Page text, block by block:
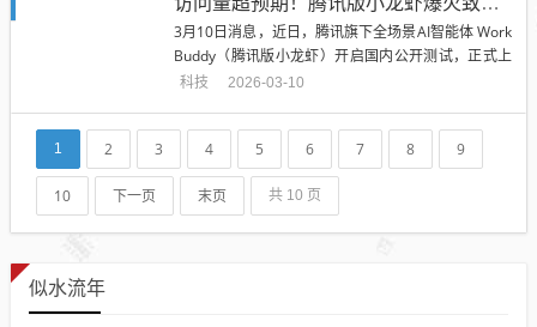
3月10日消息，近日，腾讯旗下全场景AI智能体 Work
Buddy（腾讯版小龙虾）开启国内公开测试，正式上
线后用户访问量...
科技 2026-03-10
1 2 3 4 5 6 7 8 9
10 下一页 末页 共 10 页
似水流年